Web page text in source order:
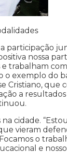
participação
nossa
e trabalham
o exemplo do
Cristiano, que
a
cidade.
vieram
o
e